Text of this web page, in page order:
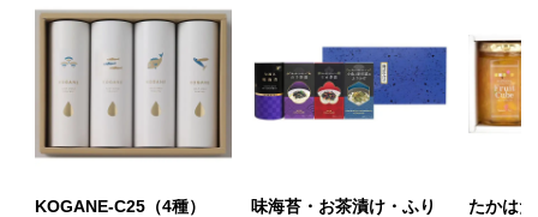
KOGANE-C25（4種）
味海苔・お茶漬け・ふり
たかは